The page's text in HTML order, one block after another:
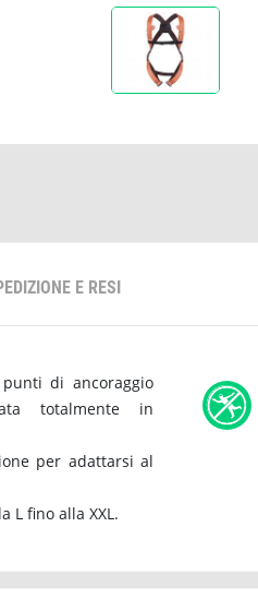
E RESI
di ancoraggio
totalmente in
per adattarsi al
L fino alla XXL.